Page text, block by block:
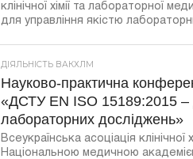
клінічної хімії та лабораторної
для управління якістю
ДІЯЛЬНІСТЬ ВАКХЛМ
Науково-практична
«ДСТУ EN ISO 15189:2015 –
лабораторних досліджень»
Всеукраїнська асоціація
Національною медичною